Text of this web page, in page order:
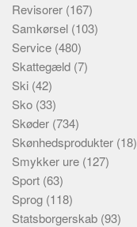
Revisorer (167)
Samkørsel (103)
Service (480)
Skattegæld (7)
Ski (42)
Sko (33)
Skøder (734)
Skønhedsprodukter (18)
Smykker ure (127)
Sport (63)
Sprog (118)
Statsborgerskab (93)